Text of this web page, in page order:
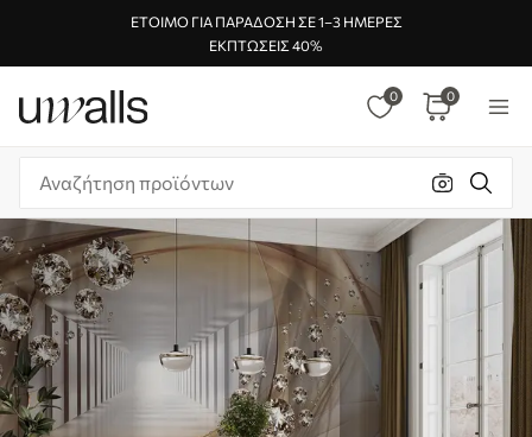
ΈΤΟΙΜΟ ΓΙΑ ΠΑΡΆΔΟΣΗ ΣΕ 1–3 ΗΜΈΡΕΣ
ΕΚΠΤΏΣΕΙΣ 40%
0 0